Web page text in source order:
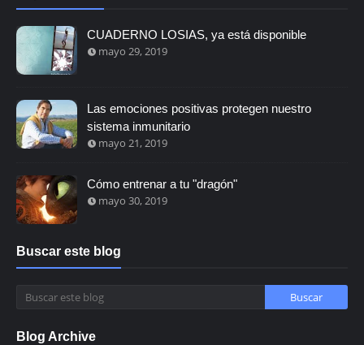
CUADERNO LOSIAS, ya está disponible
mayo 29, 2019
Las emociones positivas protegen nuestro
sistema inmunitario
mayo 21, 2019
Cómo entrenar a tu "dragón"
mayo 30, 2019
Buscar este blog
Blog Archive